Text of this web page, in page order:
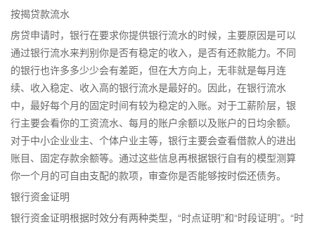
按揭贷款流水
房贷申请时，银行在要求你提供银行流水的时候，主要原因是可以
通过银行流水来判别你是否有稳定的收入，是否有还款能力。不同
的银行也许多多少少会有差距，但在大方向上，无非就是每月连
续、收入稳定、收入高的银行流水是最好的。因此，在银行流水
中，最好每个月的固定时间有较为稳定的入账。对于工薪阶层，银
行主要会看你的工资流水、每月的账户余额以及账户的日均余额。
对于中小企业业主、个体户业主等，银行主要会查看借款人的进出
账目、固定存款余额等。通过这些信息再根据银行自有的模型测算
你一个月的可自由支配的款项，审查你是否能够按时偿还债务。
银行资金证明
银行资金证明根据时效分有两种类型，“时点证明”和“时段证明”。“时